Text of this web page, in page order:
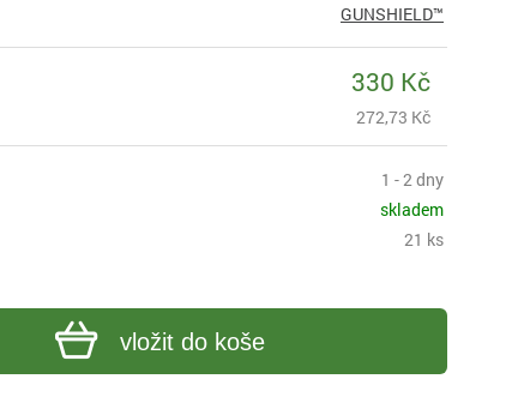
GUNSHIELD™
330 Kč
272,73 Kč
1 - 2 dny
skladem
21 ks
vložit do koše